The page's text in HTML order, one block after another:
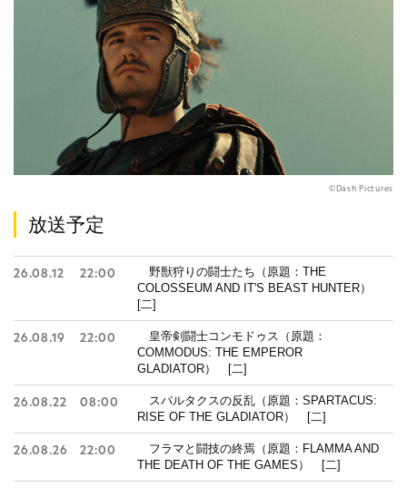
©Dash Pictures
放送予定
26.08.12 22:00
野獣狩りの闘士たち（原題：THE
COLOSSEUM AND IT'S BEAST HUNTER）
[二]
26.08.19 22:00
皇帝剣闘士コンモドゥス（原題：
COMMODUS: THE EMPEROR
GLADIATOR） [二]
26.08.22 08:00
スパルタクスの反乱（原題：SPARTACUS:
RISE OF THE GLADIATOR） [二]
26.08.26 22:00
フラマと闘技の終焉（原題：FLAMMA AND
THE DEATH OF THE GAMES） [二]